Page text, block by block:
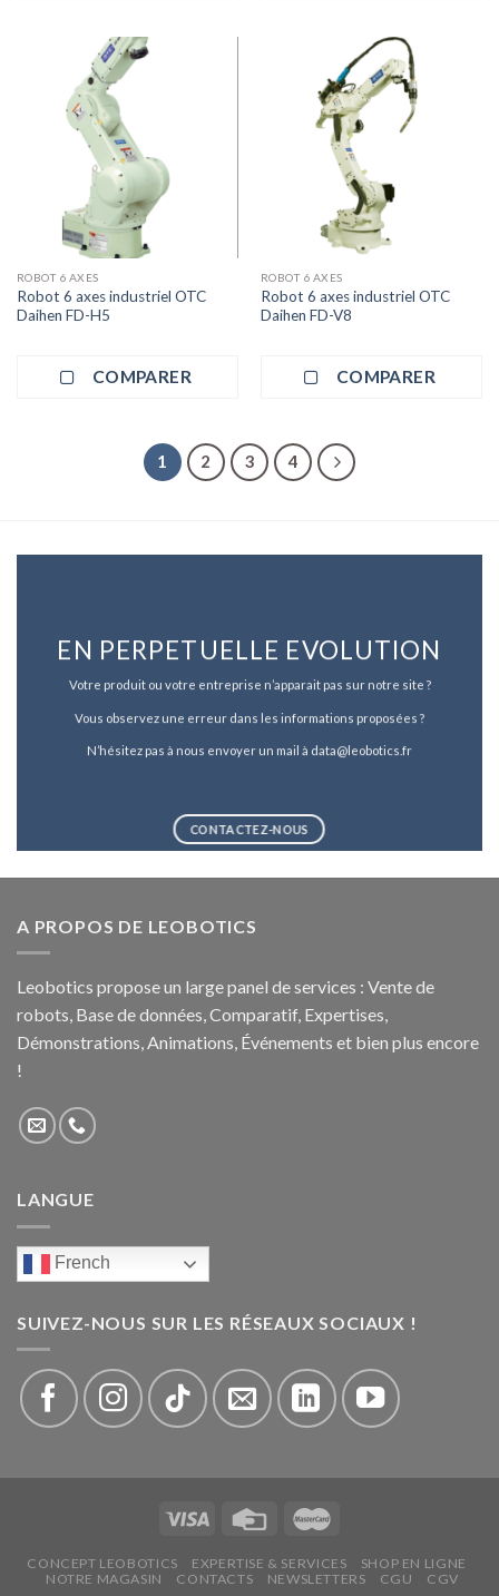
ROBOT 6 AXES
Robot 6 axes industriel OTC
Daihen FD-H5
COMPARER
ROBOT 6 AXES
Robot 6 axes industriel OTC
Daihen FD-V8
COMPARER
1 2 3 4
EN PERPETUELLE EVOLUTION
Votre produit ou votre entreprise n’apparait pas sur notre site ?
Vous observez une erreur dans les informations proposées ?
N’hésitez pas à nous envoyer un mail à data@leobotics.fr
CONTACTEZ-NOUS
A PROPOS DE LEOBOTICS
Leobotics propose un large panel de services : Vente de
robots, Base de données, Comparatif, Expertises,
Démonstrations, Animations, Événements et bien plus encore
!
LANGUE
French
SUIVEZ-NOUS SUR LES RÉSEAUX SOCIAUX !
CONCEPT LEOBOTICS EXPERTISE & SERVICES
SHOP EN LIGNE
NOTRE MAGASIN
CONTACTS NEWSLETTERS CGU CGV